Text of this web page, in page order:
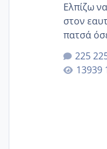
Ελπίζω
στον
πατσά